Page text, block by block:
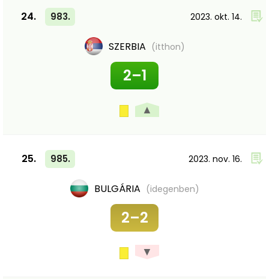
24. 983. 2023. okt. 14.
SZERBIA (itthon)
2–1
▲
25. 985. 2023. nov. 16.
BULGÁRIA (idegenben)
2–2
▼